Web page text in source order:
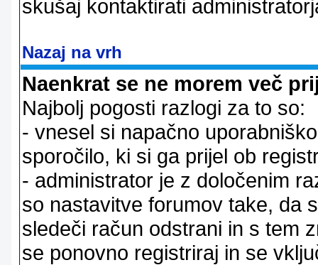
skušaj kontaktirati
Nazaj na vrh
Naenkrat se ne morem več
Najbolj pogosti razlogi za to so:
- vnesel si napačno
sporočilo, ki si ga prijel ob
- administrator je z določenim
so nastavitve forumov take, da
sledeči račun odstrani in s tem
se ponovno registriraj in se